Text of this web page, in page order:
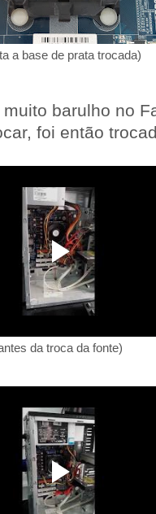
a base de prata trocada)
barulho no
foi então
da troca da fonte)